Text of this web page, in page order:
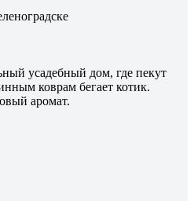
усадебный дом, где пекут
коврам бегает котик.
аромат.